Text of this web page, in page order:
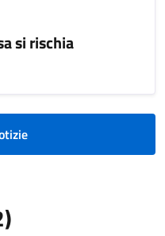
si rischia